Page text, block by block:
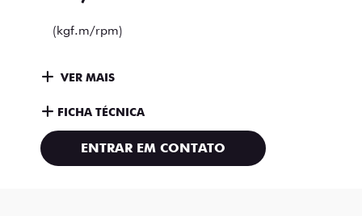
(kgf.m/rpm)
VER MAIS
FICHA TÉCNICA
ENTRAR EM CONTATO